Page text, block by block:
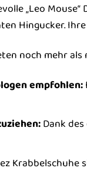
„Leo
Hingucker.
noch mehr
empfohlen:
Dank des
Krabbelschuhe